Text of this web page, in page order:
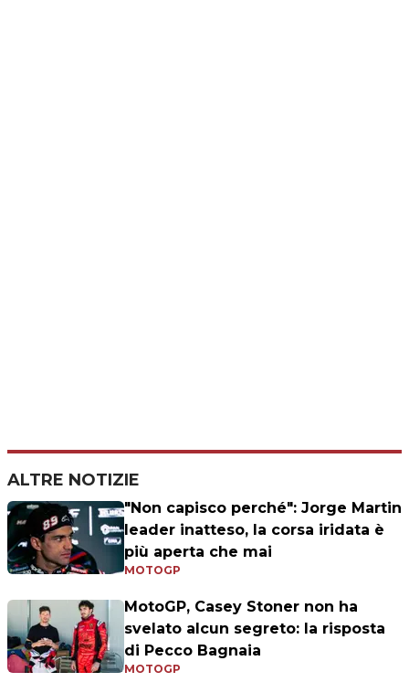
ALTRE NOTIZIE
"Non capisco perché": Jorge Martin
leader inatteso, la corsa iridata è
più aperta che mai
MOTOGP
MotoGP, Casey Stoner non ha
svelato alcun segreto: la risposta
di Pecco Bagnaia
MOTOGP